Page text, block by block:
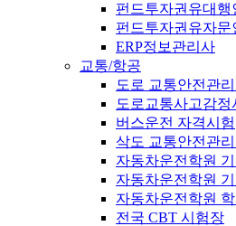
펀드투자권유대행
펀드투자권유자문
ERP정보관리사
교통/항공
도로 교통안전관
도로교통사고감정
버스운전 자격시험
삭도 교통안전관
자동차운전학원
자동차운전학원
자동차운전학원
전국 CBT 시험장